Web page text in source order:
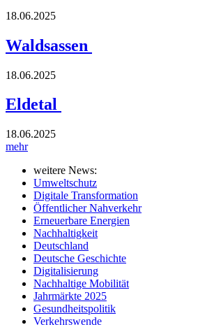
18.06.2025
Waldsassen
18.06.2025
Eldetal
18.06.2025
mehr
weitere News:
Umweltschutz
Digitale Transformation
Öffentlicher Nahverkehr
Erneuerbare Energien
Nachhaltigkeit
Deutschland
Deutsche Geschichte
Digitalisierung
Nachhaltige Mobilität
Jahrmärkte 2025
Gesundheitspolitik
Verkehrswende